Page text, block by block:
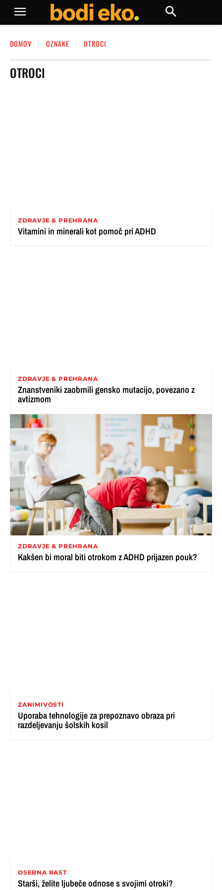
DOMOV OZNAKE OTROCI
OTROCI
ZDRAVJE & PREHRANA
Vitamini in minerali kot pomoč pri ADHD
ZDRAVJE & PREHRANA
Znanstveniki zaobrnili gensko mutacijo, povezano z
avtizmom
ZDRAVJE & PREHRANA
Kakšen bi moral biti otrokom z ADHD prijazen pouk?
ZANIMIVOSTI
Uporaba tehnologije za prepoznavo obraza pri
razdeljevanju šolskih kosil
OSEBNA RAST
Starši, želite ljubeče odnose s svojimi otroki?